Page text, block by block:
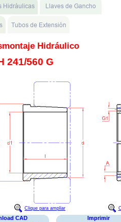
Hidráulico
241/560 G
Clique para ampliar
CAD
Imprimir